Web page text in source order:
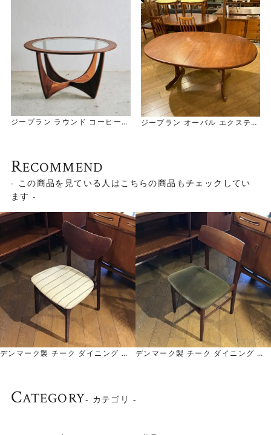
ジープラン ラウンド コーヒーテ
ジープラン オーバル エクステン
RECOMMEND
- この商品を見ている人はこちらの商品もチェックしてい
ます -
デンマーク製 チーク ダイニング チ
デンマーク製 チーク ダイニング チ
CATEGORY- カテゴリ -